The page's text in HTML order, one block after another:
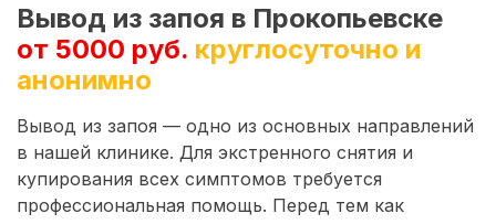
Вывод из запоя в Прокопьевске
от 5000 руб. круглосуточно и
анонимно
Вывод из запоя — одно из основных направлений
в нашей клинике. Для экстренного снятия и
купирования всех симптомов требуется
профессиональная помощь. Перед тем как